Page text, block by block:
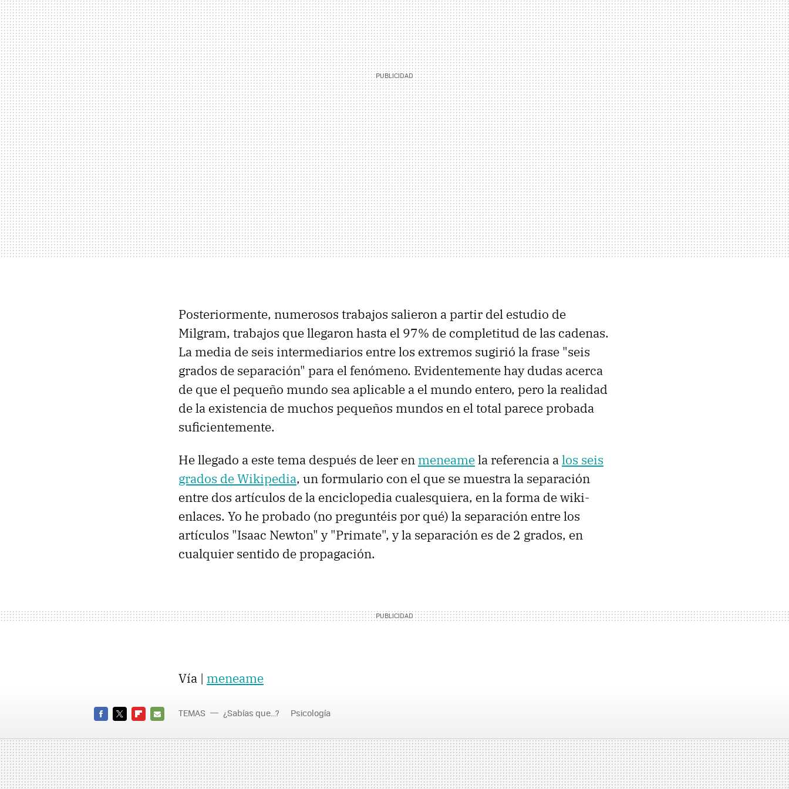
Posteriormente, numerosos trabajos salieron a partir del estudio de
Milgram, trabajos que llegaron hasta el 97% de completitud de las cadenas.
La media de seis intermediarios entre los extremos sugirió la frase "seis
grados de separación" para el fenómeno. Evidentemente hay dudas acerca
de que el pequeño mundo sea aplicable a el mundo entero, pero la realidad
de la existencia de muchos pequeños mundos en el total parece probada
suficientemente.
He llegado a este tema después de leer en meneamela referencia alos seis
grados de Wikipedia, un formulario con el que se muestra la separación
entre dos artículos de la enciclopedia cualesquiera, en la forma de wiki-
enlaces. Yo he probado (no preguntéis por qué) la separación entre los
artículos "Isaac Newton" y "Primate", y la separación es de 2 grados, en
cualquier sentido de propagación.
Vía | meneame
MAIL
TEMAS ¿Sabías que...? Psicología